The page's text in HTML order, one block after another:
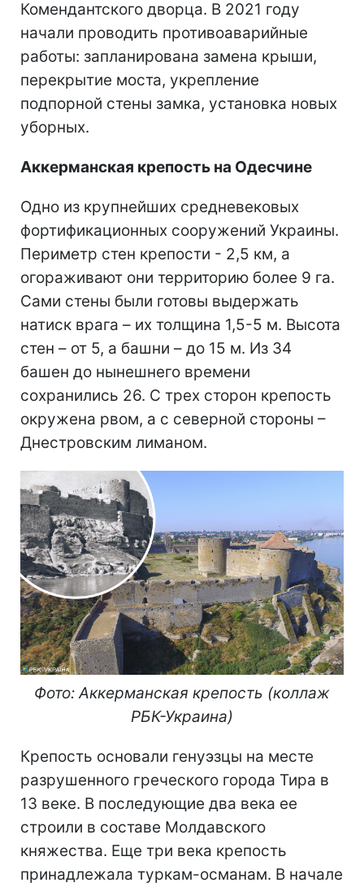
Комендантского дворца. В 2021 году
начали проводить противоаварийные
работы: запланирована замена крыши,
перекрытие моста, укрепление
подпорной стены замка, установка новых
уборных.
Аккерманская крепость на Одесчине
Одно из крупнейших средневековых
фортификационных сооружений Украины.
Периметр стен крепости - 2,5 км, а
огораживают они территорию более 9 га.
Сами стены были готовы выдержать
натиск врага – их толщина 1,5-5 м. Высота
стен – от 5, а башни – до 15 м. Из 34
башен до нынешнего времени
сохранились 26. С трех сторон крепость
окружена рвом, а с северной стороны –
Днестровским лиманом.
Фото: Аккерманская крепость (коллаж
РБК-Украина)
Крепость основали генуэзцы на месте
разрушенного греческого города Тира в
13 веке. В последующие два века ее
строили в составе Молдавского
княжества. Еще три века крепость
принадлежала туркам-османам. В начале